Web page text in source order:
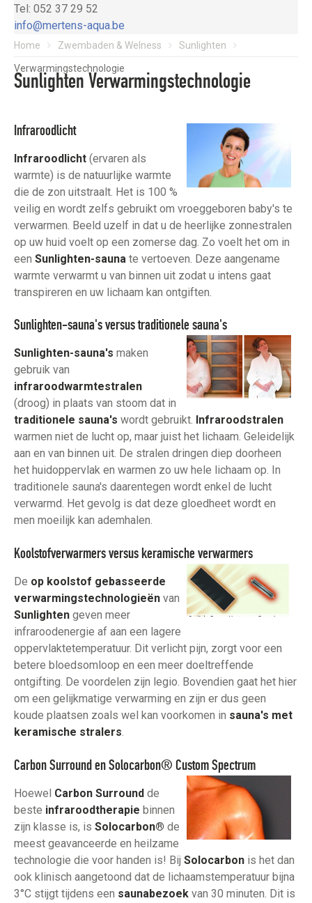
Tel: 052 37 29 52
info@mertens-aqua.be
Home Zwembaden & Welness Sunlighten
Verwarmingstechnologie
Sunlighten Verwarmingstechnologie
Infraroodlicht
Infraroodlicht (ervaren als
warmte) is de natuurlijke warmte
die de zon uitstraalt. Het is 100 %
veilig en wordt zelfs gebruikt om vroeggeboren baby's te
verwarmen. Beeld uzelf in dat u de heerlijke zonnestralen
op uw huid voelt op een zomerse dag. Zo voelt het om in
een Sunlighten-sauna te vertoeven. Deze aangename
warmte verwarmt u van binnen uit zodat u intens gaat
transpireren en uw lichaam kan ontgiften.
Sunlighten-sauna's versus traditionele sauna's
Sunlighten-sauna's maken
gebruik van
infraroodwarmtestralen
(droog) in plaats van stoom dat in
traditionele sauna's wordt gebruikt. Infraroodstralen
warmen niet de lucht op, maar juist het lichaam. Geleidelijk
aan en van binnen uit. De stralen dringen diep doorheen
het huidoppervlak en warmen zo uw hele lichaam op. In
traditionele sauna's daarentegen wordt enkel de lucht
verwarmd. Het gevolg is dat deze gloedheet wordt en
men moeilijk kan ademhalen.
Koolstofverwarmers versus keramische verwarmers
De op koolstof gebasseerde
verwarmingstechnologieën van
Sunlighten geven meer
infraroodenergie af aan een lagere
oppervlaktetemperatuur. Dit verlicht pijn, zorgt voor een
betere bloedsomloop en een meer doeltreffende
ontgifting. De voordelen zijn legio. Bovendien gaat het hier
om een gelijkmatige verwarming en zijn er dus geen
koude plaatsen zoals wel kan voorkomen in sauna's met
keramische stralers.
Carbon Surround en Solocarbon® Custom Spectrum
Hoewel Carbon Surround de
beste infraroodtherapie binnen
zijn klasse is, is Solocarbon® de
meest geavanceerde en heilzame
technologie die voor handen is! Bij Solocarbon is het dan
ook klinisch aangetoond dat de lichaamstemperatuur bijna
3°C stijgt tijdens een saunabezoek van 30 minuten. Dit is